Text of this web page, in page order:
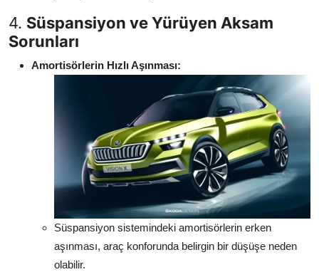
4. Süspansiyon ve Yürüyen Aksam
Sorunları
Amortisörlerin Hızlı Aşınması:
Süspansiyon sistemindeki amortisörlerin erken
aşınması, araç konforunda belirgin bir düşüşe neden
olabilir.